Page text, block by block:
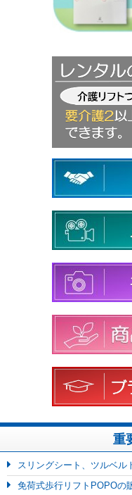
重
スリングシート、ツルベル
免荷式歩行リフトPOPOの